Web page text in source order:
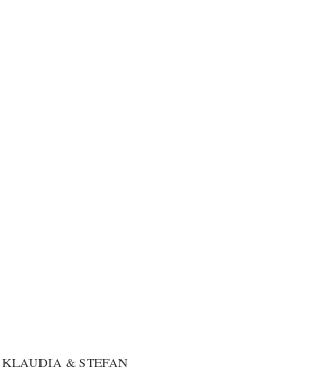
KLAUDIA & STEFAN